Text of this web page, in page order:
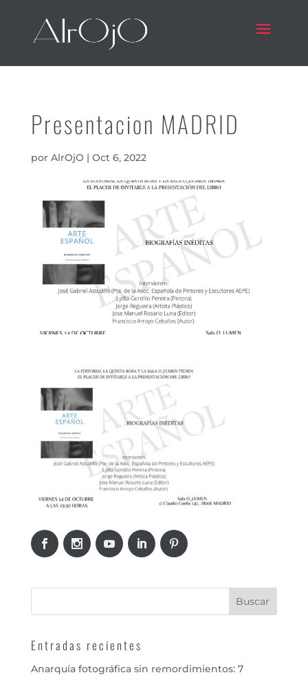
Presentacion MADRID
por AlrOjO | Oct 6, 2022
Entradas recientes
Anarquía fotográfica sin remordimientos: 7